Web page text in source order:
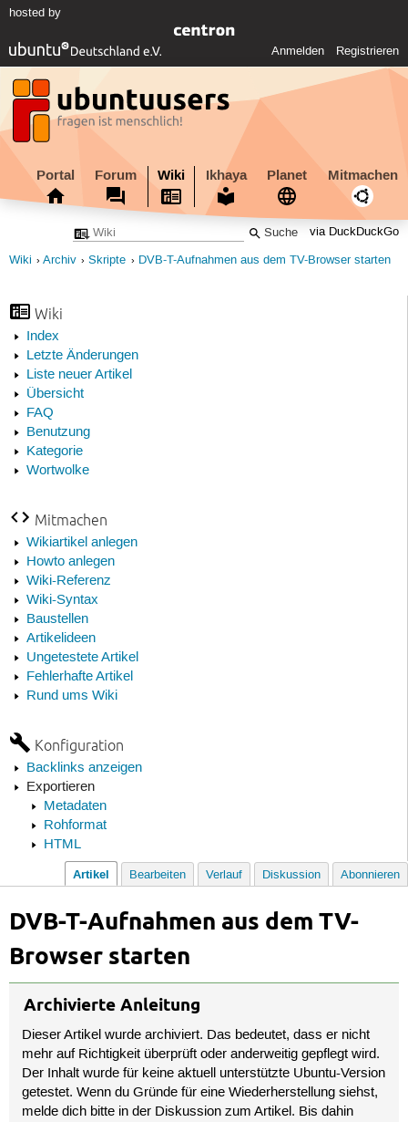
hosted by
Anmelden Registrieren
Portal Forum Wiki Ikhaya Planet Mitmachen
via DuckDuckGo
Wiki Archiv Skripte DVB-T-Aufnahmen aus dem TV-Browser starten
Wiki
Index
Letzte Änderungen
Liste neuer Artikel
Übersicht
FAQ
Benutzung
Kategorie
Wortwolke
Mitmachen
Wikiartikel anlegen
Howto anlegen
Wiki-Referenz
Wiki-Syntax
Baustellen
Artikelideen
Ungetestete Artikel
Fehlerhafte Artikel
Rund ums Wiki
Konfiguration
Backlinks anzeigen
Exportieren
Metadaten
Rohformat
HTML
Artikel Bearbeiten Verlauf Diskussion Abonnieren
DVB-T-Aufnahmen aus dem TV-
Browser starten
Archivierte Anleitung
Dieser Artikel wurde archiviert. Das bedeutet, dass er nicht
mehr auf Richtigkeit überprüft oder anderweitig gepflegt wird.
Der Inhalt wurde für keine aktuell unterstützte Ubuntu-Version
getestet. Wenn du Gründe für eine Wiederherstellung siehst,
melde dich bitte in der Diskussion zum Artikel. Bis dahin